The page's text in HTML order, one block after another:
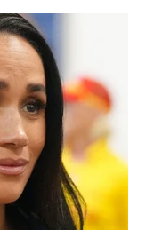
svakodnevno
omogućava da
različitih jela u toku
slanih pecivaza